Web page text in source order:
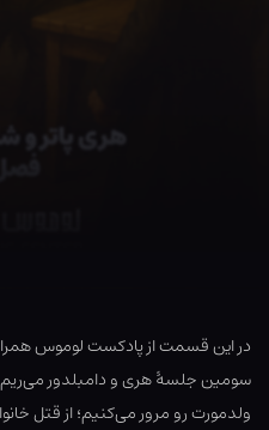
در این قسمت از پادکست لوموس همراه
سومین جلسهٔ هری و دامبلدور
ولدمورت رو مرور می‌کنیم؛ از قتل